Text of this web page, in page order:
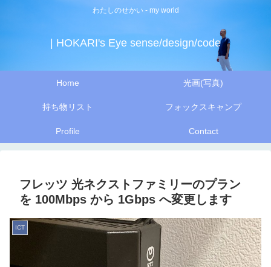
わたしのせかい - my world
| HOKARI's Eye sense/design/code
Home 光画(写真)
持ち物リスト フォックスキャンプ
Profile Contact
フレッツ 光ネクストファミリーのプラン
を 100Mbps から 1Gbps へ変更します
ICT